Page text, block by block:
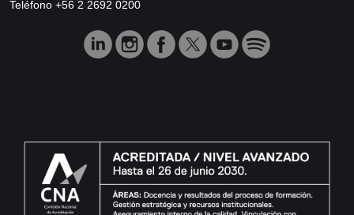
Teléfono +56 2 2692 0200